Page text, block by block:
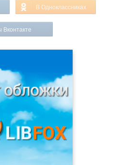
В Одноклассниках
Вконтакте